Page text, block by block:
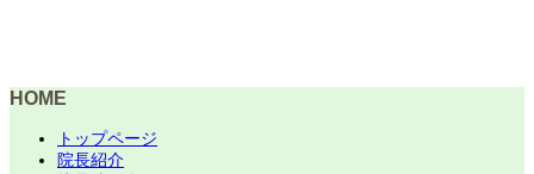
HOME
トップページ
院長紹介